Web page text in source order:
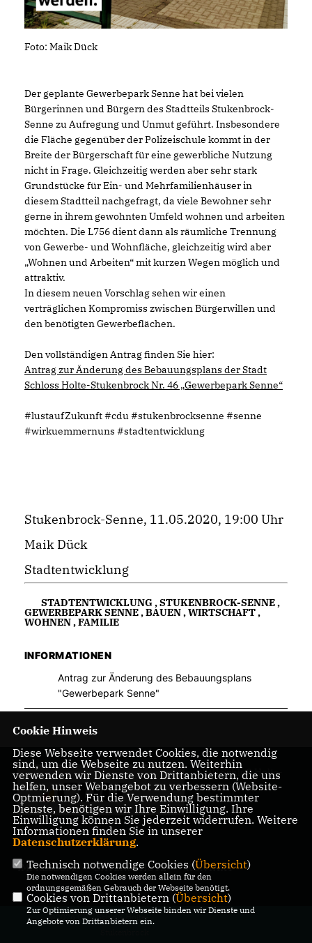
Foto: Maik Dück
Der geplante Gewerbepark Senne hat bei vielen
Bürgerinnen und Bürgern des Stadtteils Stukenbrock-
Senne zu Aufregung und Unmut geführt. Insbesondere
die Fläche gegenüber der Polizeischule kommt in der
Breite der Bürgerschaft für eine gewerbliche Nutzung
nicht in Frage. Gleichzeitig werden aber sehr stark
Grundstücke für Ein- und Mehrfamilienhäuser in
diesem Stadtteil nachgefragt, da viele Bewohner sehr
gerne in ihrem gewohnten Umfeld wohnen und arbeiten
möchten. Die L756 dient dann als räumliche Trennung
von Gewerbe- und Wohnfläche, gleichzeitig wird aber
Wohnen und Arbeiten“ mit kurzen Wegen möglich und
attraktiv.
In diesem neuen Vorschlag sehen wir einen
verträglichen Kompromiss zwischen Bürgerwillen und
den benötigten Gewerbeflächen.
Den vollständigen Antrag finden Sie hier:
Antrag zur Änderung des Bebauungsplans der Stadt
Schloss Holte-Stukenbrock Nr. 46 „Gewerbepark Senne“
#lustaufZukunft #cdu #stukenbrocksenne #senne
#wirkuemmernuns #stadtentwicklung
Stukenbrock-Senne, 11.05.2020, 19:00 Uhr
Maik Dück
Stadtentwicklung
STADTENTWICKLUNG,STUKENBROCK-SENNE,
GEWERBEPARK SENNE,BAUEN,WIRTSCHAFT,
WOHNEN,FAMILIE
INFORMATIONEN
Antrag zur Änderung des Bebauungsplans
"Gewerbepark Senne"
CDU Schloß Holte-
Stukenbrock
IMPRESSUM DATENSCHUTZ KONTAKT
@2026 CDU Schloß Holte-
Cookie Hinweis
Diese Webseite verwendet Cookies, die notwendig
sind, um die Webseite zu nutzen. Weiterhin
verwenden wir Dienste von Drittanbietern, die uns
helfen, unser Webangebot zu verbessern (Website-
Optmierung). Für die Verwendung bestimmter
Dienste, benötigen wir Ihre Einwilligung. Ihre
Einwilligung können Sie jederzeit widerrufen. Weitere
Informationen finden Sie in unserer
Datenschutzerklärung.
Technisch notwendige Cookies (Übersicht)
Die notwendigen Cookies werden allein für den
ordnungsgemäßen Gebrauch der Webseite benötigt.
Cookies von Drittanbietern (Übersicht)
Zur Optimierung unserer Webseite binden wir Dienste und
Angebote von Drittanbietern ein.